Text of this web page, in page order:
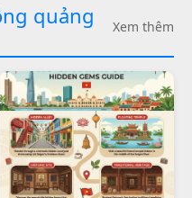
quảng
Xem thêm